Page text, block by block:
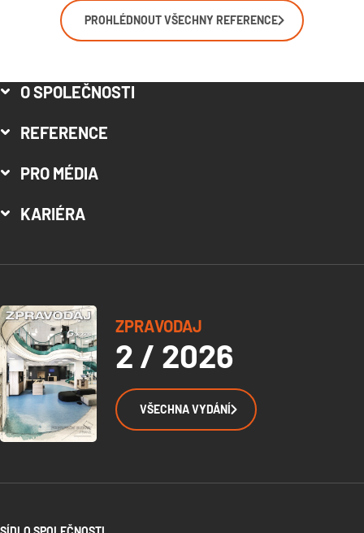
PROHLÉDNOUT VŠECHNY REFERENCE
O SPOLEČNOSTI
REFERENCE
PRO MÉDIA
KARIÉRA
ZPRAVODAJ
2 / 2026
VŠECHNA VYDÁNÍ